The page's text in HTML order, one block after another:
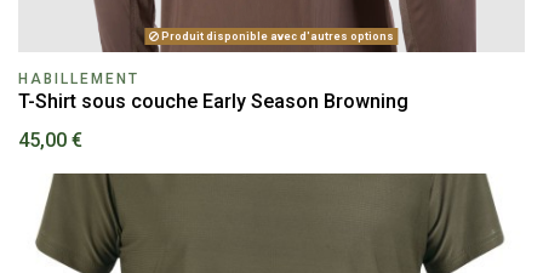
Produit disponible avec d'autres options
HABILLEMENT
T-Shirt sous couche Early Season Browning
45,00 €